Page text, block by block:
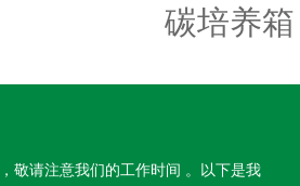
碳培养箱
敬请注意我们的工作时间 。以下是我